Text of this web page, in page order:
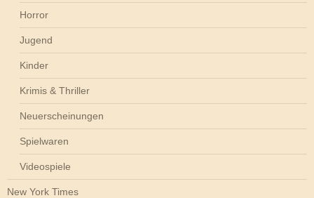
Horror
Jugend
Kinder
Krimis & Thriller
Neuerscheinungen
Spielwaren
Videospiele
New York Times